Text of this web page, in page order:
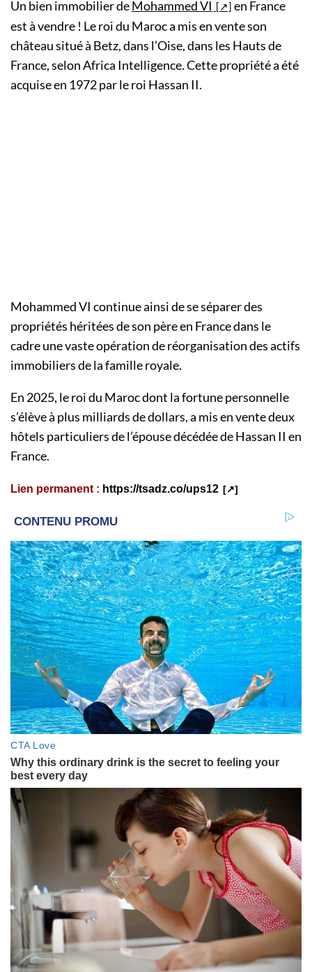
Un bien immobilier deMohammed VI
en France
est à vendre ! Le roi du Maroc a mis en vente son
château situé à Betz, dans l’Oise, dans les Hauts de
France, selon Africa Intelligence. Cette propriété a été
acquise en 1972 par le roi Hassan II.
Mohammed VI continue ainsi de se séparer des
propriétés héritées de son père en France dans le
cadre une vaste opération de réorganisation des actifs
immobiliers de la famille royale.
En 2025, le roi du Maroc dont la fortune personnelle
s’élève à plus milliards de dollars, a mis en vente deux
hôtels particuliers de l’épouse décédée de Hassan II en
France.
Lien permanent : https://tsadz.co/ups12